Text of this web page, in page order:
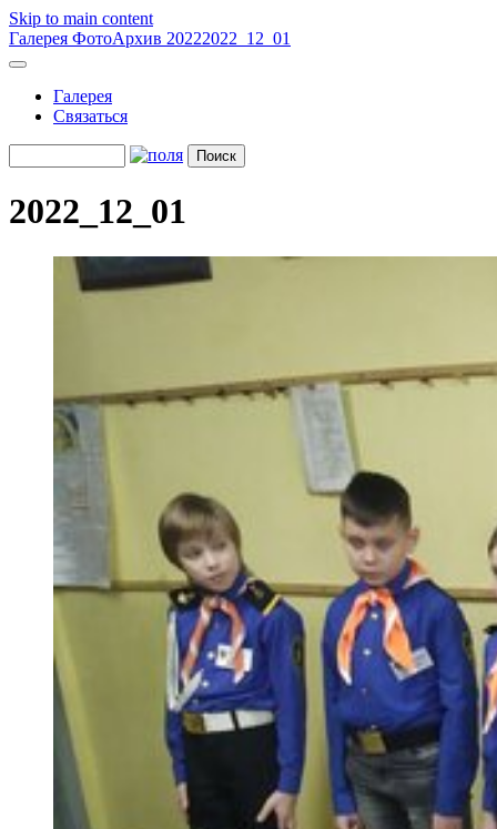
Skip to main content
Галерея ФотоАрхив 20222022_12_01
Галерея
Связаться
2022_12_01